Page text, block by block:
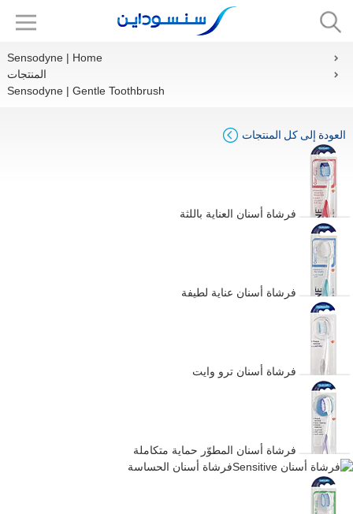
Sensodyne | Home
المنتجات
Sensodyne | Gentle Toothbrush
العودة إلى كل المنتجات
فرشاة أسنان العناية باللثة
فرشاة أسنان عناية لطيفة
فرشاة أسنان ترو وايت
فرشاة أسنان المطوّر حماية متكاملة
فرشاة أسنان الحساسة